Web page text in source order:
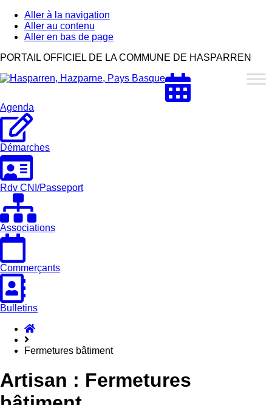
Aller à la navigation
Aller au contenu
Aller en bas de page
Hasparren,
Pays
PORTAIL OFFICIEL DE LA COMMUNE DE HASPARREN
Agenda
Démarches
Rdv CNI/Passeport
Associations
Commerçants
Bulletins
Accueil
Fermetures bâtiment
Artisan : Fermetures